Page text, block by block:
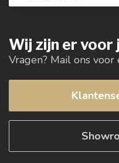
Wij zijn er voor
Vragen? Mail ons